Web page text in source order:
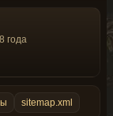
года
sitemap.xml